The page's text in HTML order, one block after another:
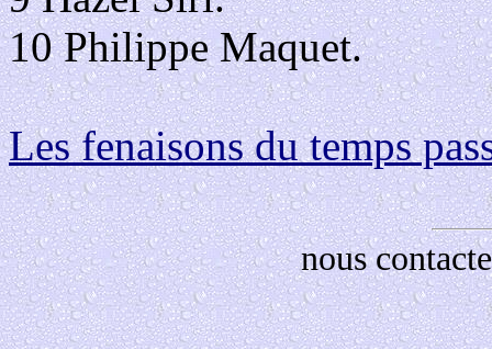
10 Philippe Maquet.
Les fenaisons du temps
nous